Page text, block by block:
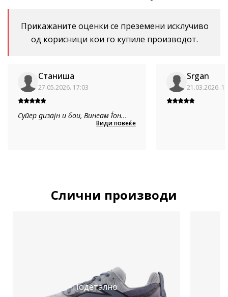
Прикажаните оценки се преземени исклучиво
од корисници кои го купиле производот.
Станиша
27.05.2026. 17:03
Супер дизајн и бои, Винеам ѓон...
Види повеќе
Srgan
21.03.2026.
Слични производи
Подетално